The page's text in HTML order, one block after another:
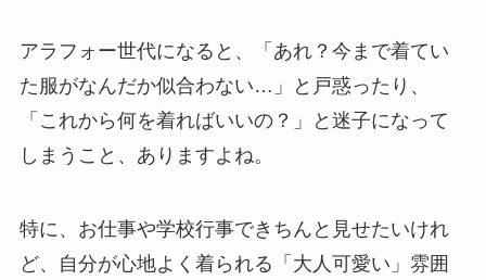
アラフォー世代になると、「あれ？今まで着てい
た服がなんだか似合わない…」と戸惑ったり、
「これから何を着ればいいの？」と迷子になって
しまうこと、ありますよね。
特に、お仕事や学校行事できちんと見せたいけれ
ど、自分が心地よく着られる「大人可愛い」雰囲